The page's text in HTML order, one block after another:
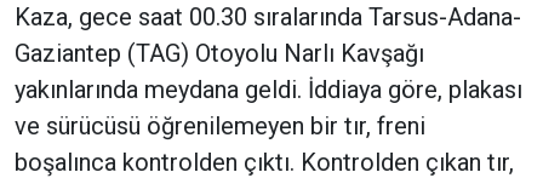
Kaza, gece saat 00.30 sıralarında Tarsus-Adana-
Gaziantep (TAG) Otoyolu Narlı Kavşağı
yakınlarında meydana geldi. İddiaya göre, plakası
ve sürücüsü öğrenilemeyen bir tır, freni
boşalınca kontrolden çıktı. Kontrolden çıkan tır,